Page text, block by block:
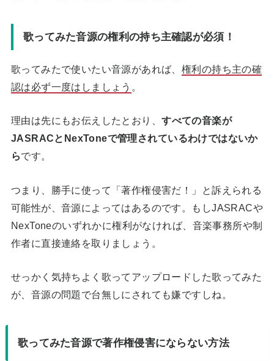
歌ってみた音源の権利の持ち主確認が必須！
歌ってみたで使いたい音源があれば、 権利の持ち主の確
認は必ず一度はしましょう 。
理由は先にもお伝えしたとおり、すべての音楽が
JASRACとNexToneで管理されているわけではないか
らです。
つまり、勝手に使って「著作権侵害だ！」と訴えられる
可能性が、音源によってはあるのです。もしJASRACや
NexToneのいずれかに権利がなければ、音楽事務所や制
作者に直接連絡を取りましょう。
せっかく気持ちよく歌ってアップロードした歌ってみた
が、音源の問題で台無しにされても嫌ですしね。
歌ってみた音源で著作権侵害にならない方法